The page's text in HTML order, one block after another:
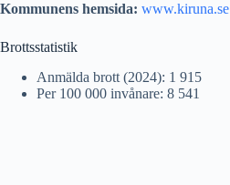
Kommunens hemsida: www.kiruna.se
Brottsstatistik
Anmälda brott (2024): 1 915
Per 100 000 invånare: 8 541